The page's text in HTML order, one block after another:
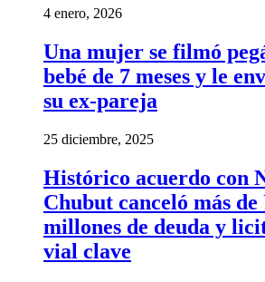
4 enero, 2026
Una mujer se filmó
bebé de 7 meses y le
su ex-pareja
25 diciembre, 2025
Histórico acuerdo con
Chubut canceló más de
millones de deuda y
vial clave